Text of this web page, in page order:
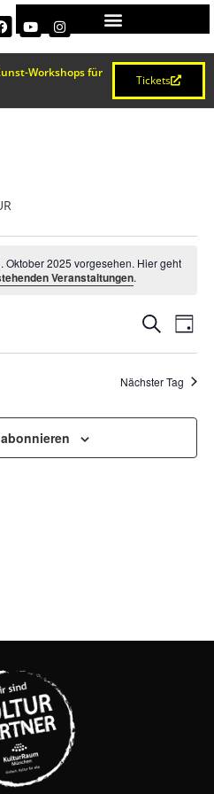
Workshops für
Tickets
Oktober 2025 vorgesehen. Hier geht
Veranstaltungen.
UND
SucheTag
Nächster Tag